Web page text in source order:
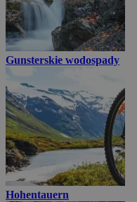
Gunsterskie wodospady
Hohentauern